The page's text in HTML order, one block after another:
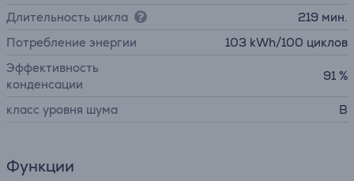
Длительность цикла
219 мин.
Потребление энергии
103 kWh/100 циклов
Эффективность
конденсации
91 %
класс уровня шума B
Функции